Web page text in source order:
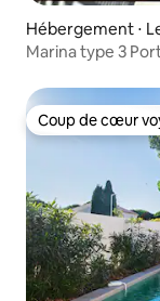
Hébergement ⋅
Marina type 3
Coup de cœur
Coup de cœur